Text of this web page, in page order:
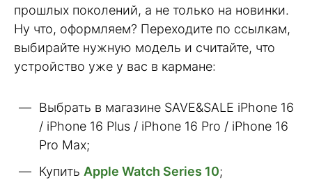
прошлых поколений, а не только на новинки.
Ну что, оформляем? Переходите по ссылкам,
выбирайте нужную модель и считайте, что
устройство уже у вас в кармане:
Выбрать в магазине SAVE&SALE iPhone 16
/ iPhone 16 Plus / iPhone 16 Pro / iPhone 16
Pro Max;
Купить Apple Watch Series 10;